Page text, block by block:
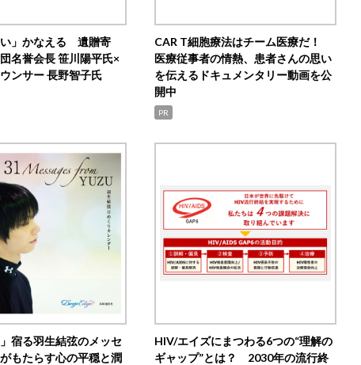
」かなえる 遺贈寄
名誉会長 笹川陽平氏×
ンサー 長野智子氏
CAR T細胞療法はチーム医療だ！
医療従事者の情熱、患者さんの思い
を伝えるドキュメンタリー動画を公
開中
PR
」宿る羽生結弦のメッセ
もたらす心の平穏と潤
HIV/エイズにまつわる6つの“理解の
ギャップ”とは？ 2030年の流行終